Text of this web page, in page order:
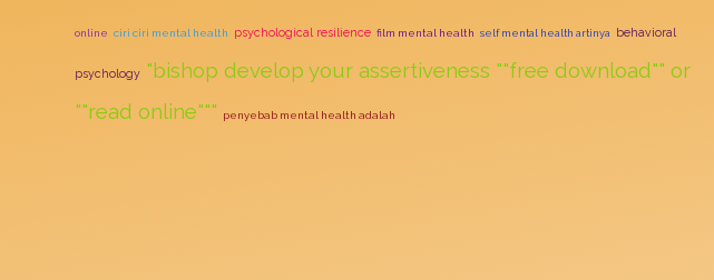
online ciri ciri mental health psychological resilience film mental health self mental health artinya behavioral
psychology "bishop develop your assertiveness ""free download"" or
""read online"""
penyebab mental health adalah